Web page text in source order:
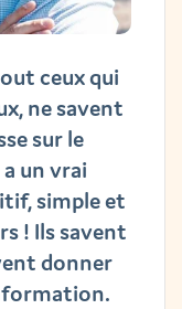
ceux qui
ne savent
sur le
un vrai
simple et
! Ils savent
donner